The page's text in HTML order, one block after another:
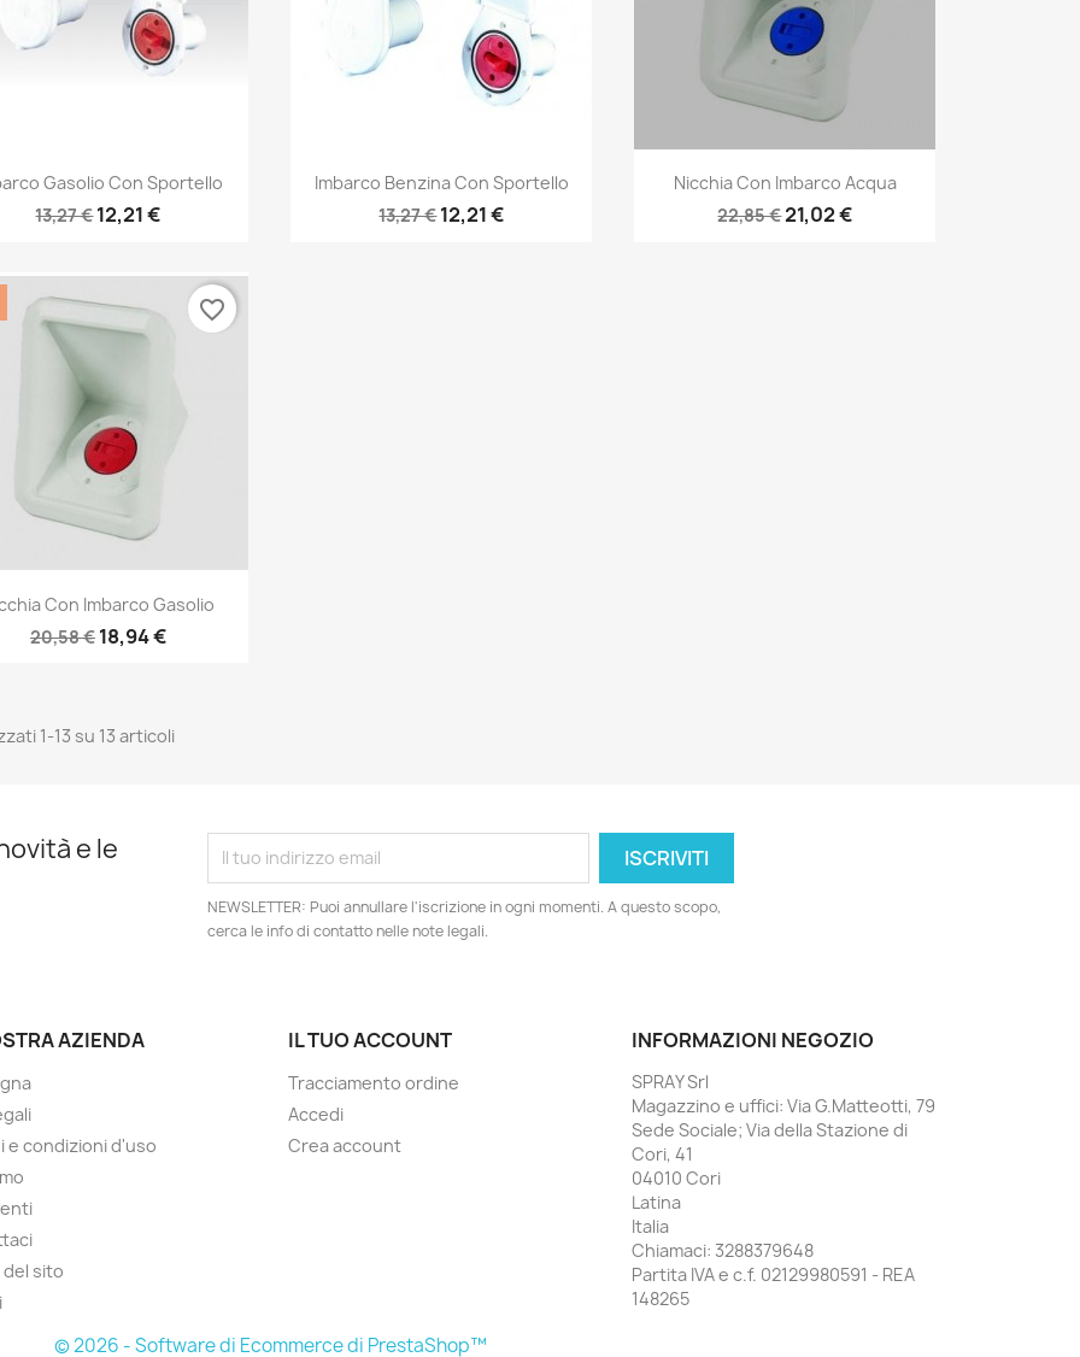
Anteprima
Gasolio Con Sportello
13,27 €12,21 €
Anteprima
Imbarco Benzina Con Sportello
13,27 €12,21 €
Anteprima
Nicchia Con Imbarco Acqua
22,85 €21,02 €
Anteprima
Con Imbarco Gasolio
20,58 € 18,94 €
favorite_border
1-13 su 13 articoli
e le
NEWSLETTER: Puoi annullare l'iscrizione in ogni momenti. A questo scopo,
cerca le info di contatto nelle note legali.
AZIENDA
e condizioni d'uso
del sito
IL TUO ACCOUNT
Tracciamento ordine
Accedi
Crea account
INFORMAZIONI NEGOZIO
SPRAY Srl
Magazzino e uffici: Via G.Matteotti, 79
Sede Sociale; Via della Stazione di
Cori, 41
04010 Cori
Latina
Italia
Chiamaci: 3288379648
Partita IVA e c.f. 02129980591 - REA
148265
© 2026 - Software di Ecommerce di PrestaShop™